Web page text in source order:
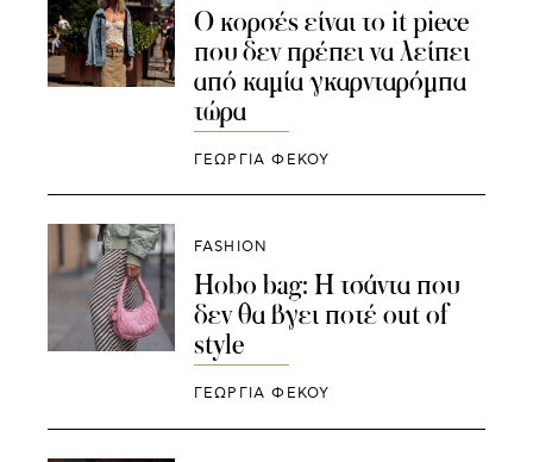
Ο κορσές είναι το it piece
που δεν πρέπει να λείπει
από καμία γκαρνταρόμπα
τώρα
ΓΕΩΡΓΙΑ ΦΕΚΟΥ
FASHION
Hobo bag: Η τσάντα που
δεν θα βγει ποτέ out of
style
ΓΕΩΡΓΙΑ ΦΕΚΟΥ